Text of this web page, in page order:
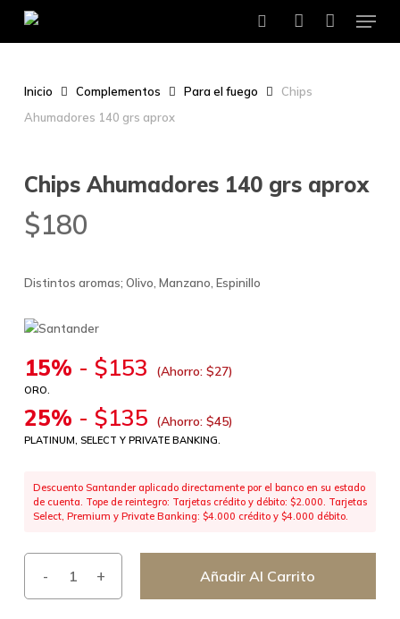
searchaccount
Menu
Inicio Complementos Para el fuego
Chips
Ahumadores 140 grs aprox
Chips Ahumadores 140 grs aprox
$180
Distintos aromas; Olivo, Manzano, Espinillo
15% - $153 (Ahorro: $27)
ORO.
25% - $135 (Ahorro: $45)
PLATINUM, SELECT Y PRIVATE BANKING.
Descuento Santander aplicado directamente por el banco en su estado
de cuenta. Tope de reintegro: Tarjetas crédito y débito: $2.000. Tarjetas
Select, Premium y Private Banking: $4.000 crédito y $4.000 débito.
Añadir Al Carrito